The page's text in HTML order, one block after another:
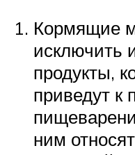
Кормящие
исключить
продукты,
приведут к
ним